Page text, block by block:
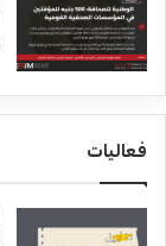
فعاليات